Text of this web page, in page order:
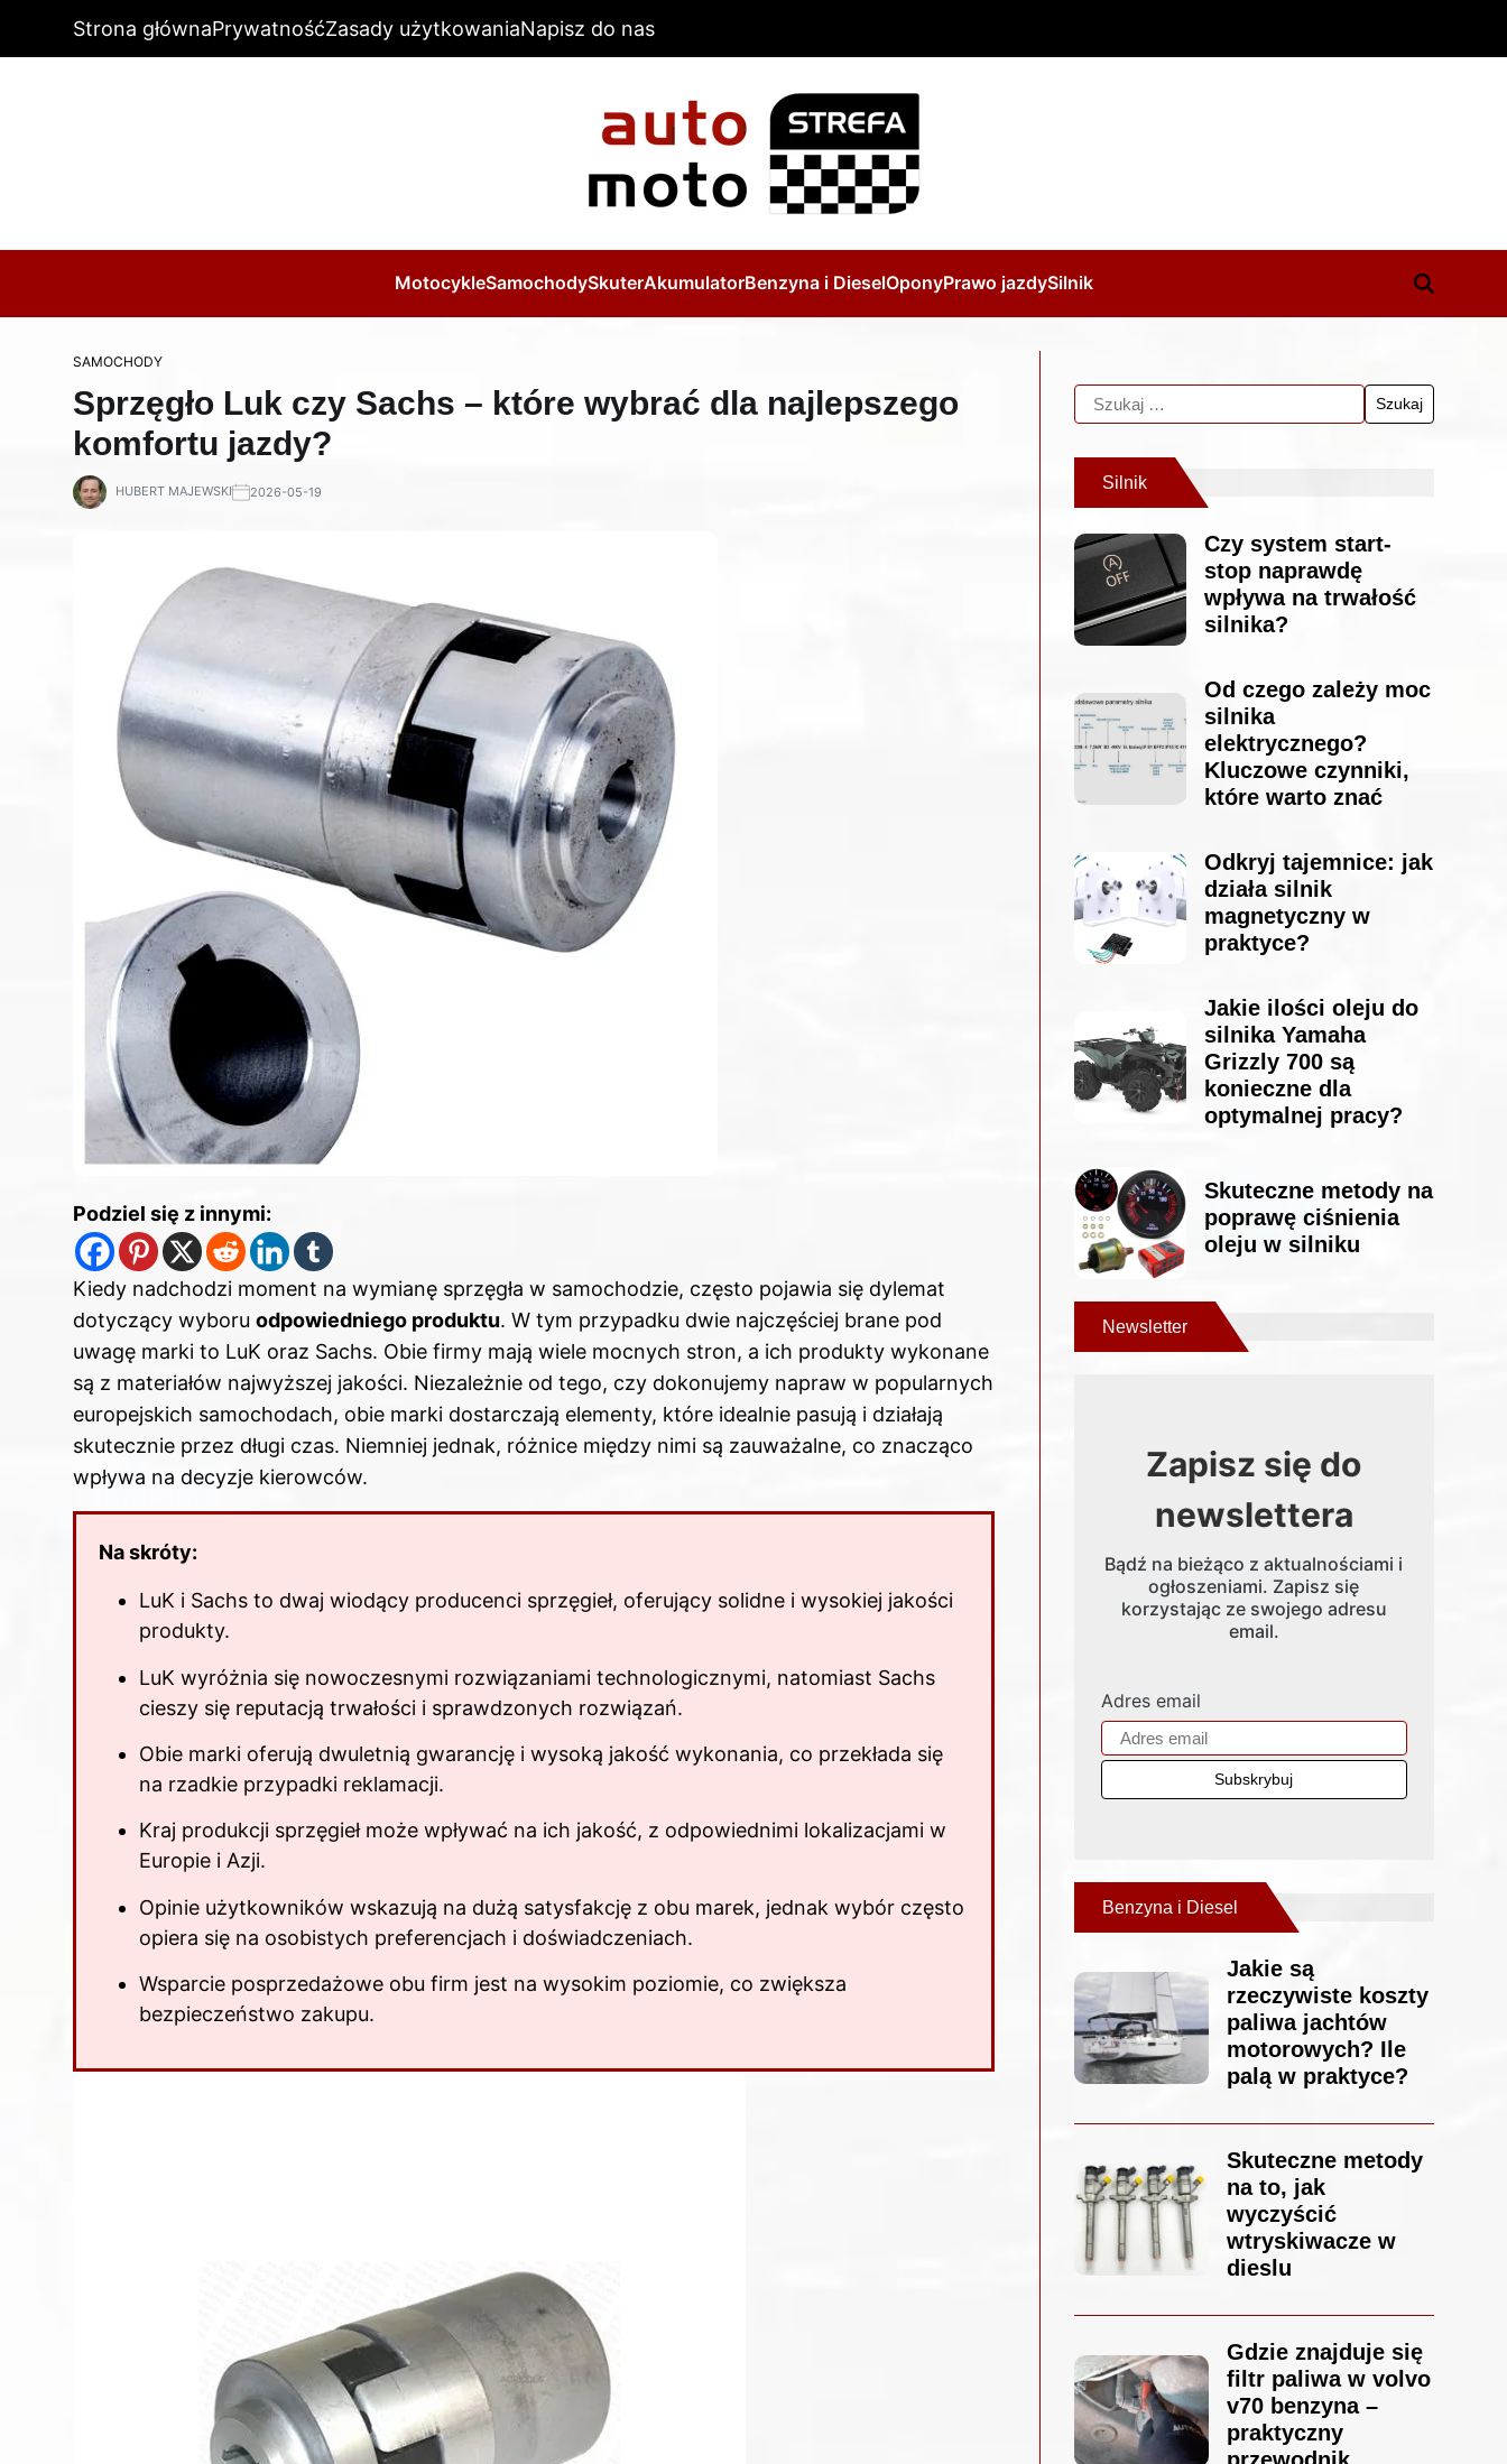
Strona głównaPrywatnośćZasady użytkowaniaNapisz do nas
MotocykleSamochodySkuterAkumulatorBenzyna i DieselOponyPrawo jazdySilnik
SAMOCHODY
Sprzęgło Luk czy Sachs – które wybrać dla najlepszego
komfortu jazdy?
HUBERT MAJEWSKI 2026-05-19
Podziel się z innymi:
Kiedy nadchodzi moment na wymianę sprzęgła w samochodzie, często pojawia się dylemat
dotyczący wyboru odpowiedniego produktu. W tym przypadku dwie najczęściej brane pod
uwagę marki to LuK oraz Sachs. Obie firmy mają wiele mocnych stron, a ich produkty wykonane
są z materiałów najwyższej jakości. Niezależnie od tego, czy dokonujemy napraw w popularnych
europejskich samochodach, obie marki dostarczają elementy, które idealnie pasują i działają
skutecznie przez długi czas. Niemniej jednak, różnice między nimi są zauważalne, co znacząco
wpływa na decyzje kierowców.
Na skróty:
LuK i Sachs to dwaj wiodący producenci sprzęgieł, oferujący solidne i wysokiej jakości
produkty.
LuK wyróżnia się nowoczesnymi rozwiązaniami technologicznymi, natomiast Sachs
cieszy się reputacją trwałości i sprawdzonych rozwiązań.
Obie marki oferują dwuletnią gwarancję i wysoką jakość wykonania, co przekłada się
na rzadkie przypadki reklamacji.
Kraj produkcji sprzęgieł może wpływać na ich jakość, z odpowiednimi lokalizacjami w
Europie i Azji.
Opinie użytkowników wskazują na dużą satysfakcję z obu marek, jednak wybór często
opiera się na osobistych preferencjach i doświadczeniach.
Wsparcie posprzedażowe obu firm jest na wysokim poziomie, co zwiększa
bezpieczeństwo zakupu.
Silnik
Czy system start-
stop naprawdę
wpływa na trwałość
silnika?
Od czego zależy moc
silnika
elektrycznego?
Kluczowe czynniki,
które warto znać
Odkryj tajemnice: jak
działa silnik
magnetyczny w
praktyce?
Jakie ilości oleju do
silnika Yamaha
Grizzly 700 są
konieczne dla
optymalnej pracy?
Skuteczne metody na
poprawę ciśnienia
oleju w silniku
Newsletter
Zapisz się do
newslettera
Bądź na bieżąco z aktualnościami i
ogłoszeniami. Zapisz się
korzystając ze swojego adresu
email.
Adres email
Benzyna i Diesel
Jakie są
rzeczywiste koszty
paliwa jachtów
motorowych? Ile
palą w praktyce?
Skuteczne metody
na to, jak
wyczyścić
wtryskiwacze w
dieslu
Gdzie znajduje się
filtr paliwa w volvo
v70 benzyna –
praktyczny